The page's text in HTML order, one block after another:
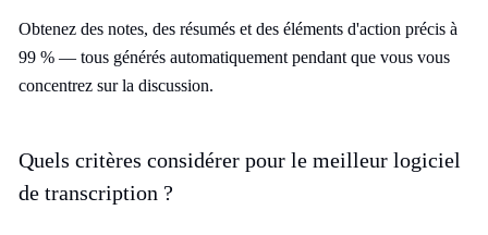
Obtenez des notes, des résumés et des éléments d'action précis à
99 % — tous générés automatiquement pendant que vous vous
concentrez sur la discussion.
Quels critères considérer pour le meilleur logiciel
de transcription ?